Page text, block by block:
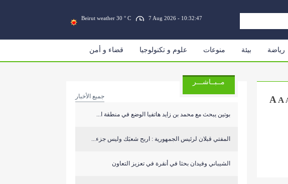
Beirut weather 30 ° C 7 Aug 2026 - 10:32:47
رياضة بيئة منوعات علوم و تكنولوجيا قضاء و أمن
A A
مــبــاشـــر
جميع الأخبار
بوتين يبحث مع محمد بن زايد هاتفيا الوضع في منطقة ا...
المفتي قبلان لرئيس الجمهورية : اربح شعبَك وليس جزء...
الشيباني وفيدان بحثا في أنقرة في تعزيز التعاون